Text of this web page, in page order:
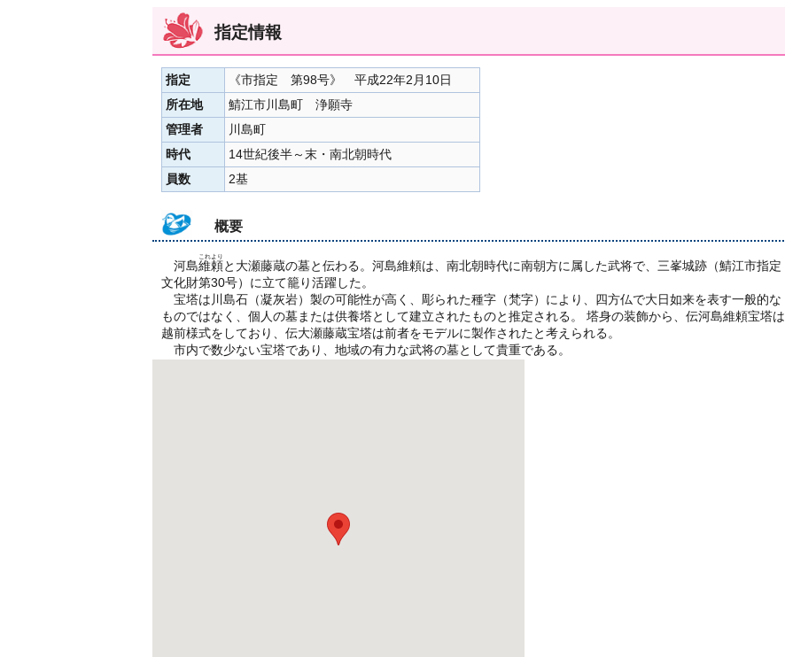
指定情報
指定
《市指定 第98号》 平成22年2月10日
所在地
鯖江市川島町 浄願寺
管理者
川島町
時代
14世紀後半～末・南北朝時代
員数
2基
概要
河島維頼
これより
と大瀬藤蔵の墓と伝わる。河島維頼は、南北朝時代に南朝方に属した武将で、三峯城跡（鯖江市指定
文化財第30号）に立て籠り活躍した。
宝塔は川島石（凝灰岩）製の可能性が高く、彫られた種字（梵字）により、四方仏で大日如来を表す一般的な
ものではなく、個人の墓または供養塔として建立されたものと推定される。 塔身の装飾から、伝河島維頼宝塔は
越前様式をしており、伝大瀬藤蔵宝塔は前者をモデルに製作されたと考えられる。
市内で数少ない宝塔であり、地域の有力な武将の墓として貴重である。